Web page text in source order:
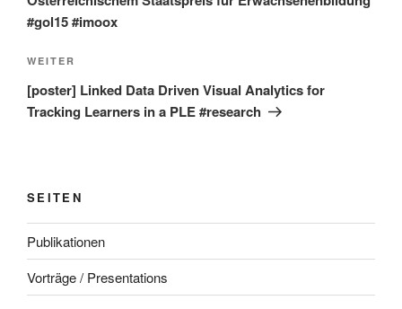
#gol15 #imoox
Nächster
Beitrag
WEITER
[poster] Linked Data Driven Visual Analytics for
Tracking Learners in a PLE #research
SEITEN
Publikationen
Vorträge / Presentations